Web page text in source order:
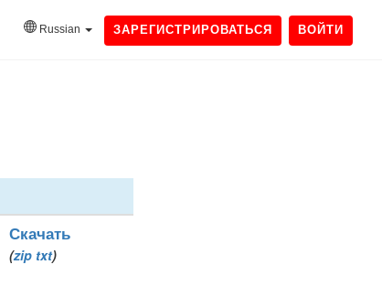
Russian ЗАРЕГИСТРИРОВАТЬСЯ ВОЙТИ
Скачать
(zip txt)